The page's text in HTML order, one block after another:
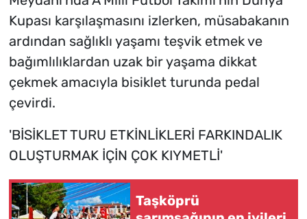
Kupası karşılaşmasını izlerken, müsabakanın
ardından sağlıklı yaşamı teşvik etmek ve
bağımlılıklardan uzak bir yaşama dikkat
çekmek amacıyla bisiklet turunda pedal
çevirdi.
'BİSİKLET TURU ETKİNLİKLERİ FARKINDALIK
OLUŞTURMAK İÇİN ÇOK KIYMETLİ'
Taşköprü